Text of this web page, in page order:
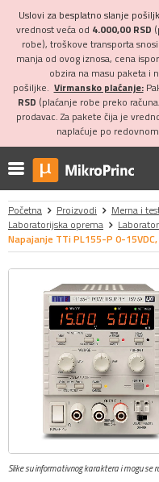
Uslovi za besplatno slanje
vrednost veća od 4.000,00 RSD
robe), troškove transporta
manja od ovog iznosa, cena
obzira na masu paketa i
pošiljke. Virmansko plaćanje:
RSD (plaćanje robe preko
prodavac. Za pakete čija je
naplaćuje po
Početna Proizvodi Merna i
Laboratorijska oprema
Napajanje TTi PL155-P 0-
Slike su informativnog karaktera i mogu se